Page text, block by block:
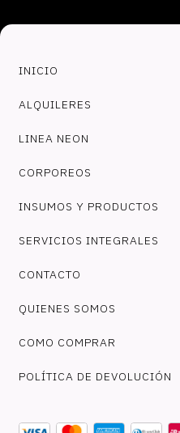
INICIO
ALQUILERES
LINEA NEON
CORPOREOS
INSUMOS Y PRODUCTOS
SERVICIOS INTEGRALES
CONTACTO
QUIENES SOMOS
COMO COMPRAR
POLÍTICA DE DEVOLUCIÓN